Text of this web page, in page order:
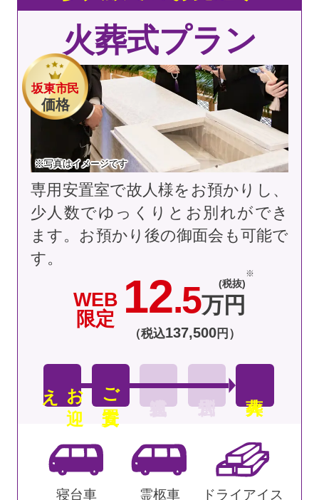
坂東市民
価格
※写真はイメージです
火葬式プラン
WEB
限定 12.5万円
(税抜)
（税込137,500円）
お
迎
え ご安置
専用安置室で故人様をお預かりし、
少人数でゆっくりとお別れができ
ます。お預かり後の御面会も可能で
す。
寝台車 霊柩車 ドライアイス